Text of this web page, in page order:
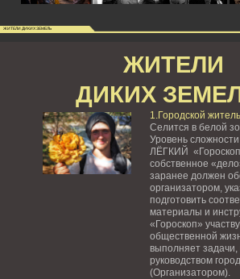
ЖИТЕЛИ ДИКИХ ЗЕМЕЛЬ
ЖИТЕЛИ
ДИКИХ
1.Городской
Селится в белой
Уровень
ЛЁГКИЙ
собственное
заранее должен
организатором,
подготовить
материалы и
«Гороскоп»
общественной
выполняет
руководством
(Организатором).